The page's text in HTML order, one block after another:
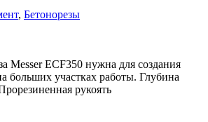
, Бетонорезы
Messer ECF350 нужна для создания
больших участках работы. Глубина
рукоять